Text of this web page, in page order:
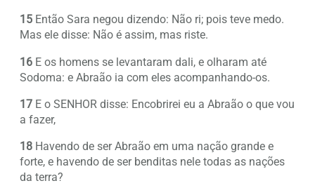
15 Então Sara negou dizendo: Não ri; pois teve medo.
Mas ele disse: Não é assim, mas riste.
16 E os homens se levantaram dali, e olharam até
Sodoma: e Abraão ia com eles acompanhando-os.
17 E o SENHOR disse: Encobrirei eu a Abraão o que vou
a fazer,
18 Havendo de ser Abraão em uma nação grande e
forte, e havendo de ser benditas nele todas as nações
da terra?